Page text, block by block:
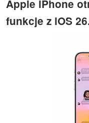
Apple iPhone
funkcje z iOS